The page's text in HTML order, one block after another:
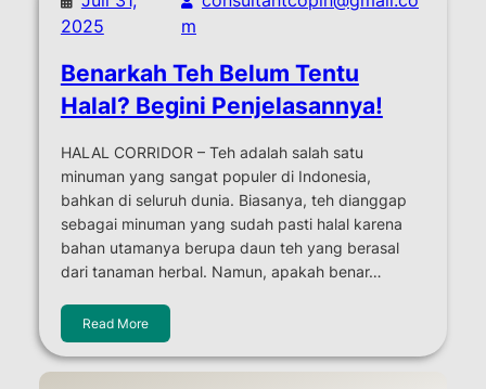
2025
m
Benarkah Teh Belum Tentu
Halal? Begini Penjelasannya!
HALAL CORRIDOR – Teh adalah salah satu
minuman yang sangat populer di Indonesia,
bahkan di seluruh dunia. Biasanya, teh dianggap
sebagai minuman yang sudah pasti halal karena
bahan utamanya berupa daun teh yang berasal
dari tanaman herbal. Namun, apakah benar…
Read More